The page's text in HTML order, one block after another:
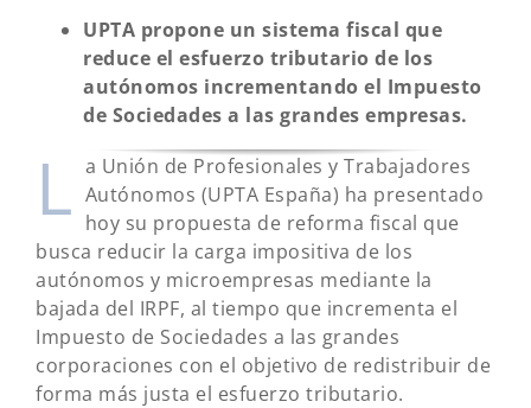
UPTA propone un sistema fiscal que
reduce el esfuerzo tributario de los
autónomos incrementando el Impuesto
de Sociedades a las grandes empresas.
L a Unión de Profesionales y Trabajadores
Autónomos (UPTA España) ha presentado
hoy su propuesta de reforma fiscal que
busca reducir la carga impositiva de los
autónomos y microempresas mediante la
bajada del IRPF, al tiempo que incrementa el
Impuesto de Sociedades a las grandes
corporaciones con el objetivo de redistribuir de
forma más justa el esfuerzo tributario.